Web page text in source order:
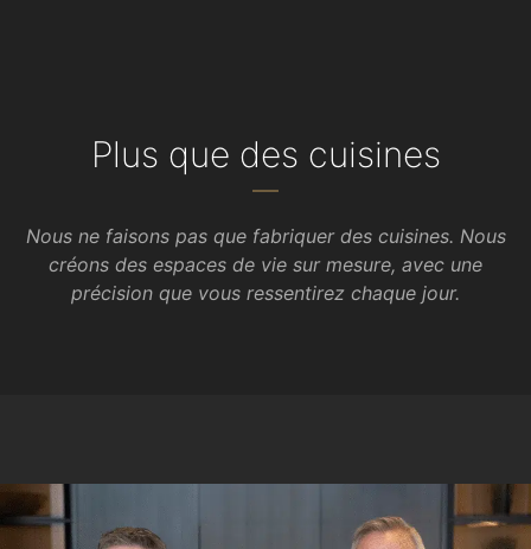
Plus que des cuisines
Nous ne faisons pas que fabriquer des cuisines. Nous
créons des espaces de vie sur mesure, avec une
précision que vous ressentirez chaque jour.